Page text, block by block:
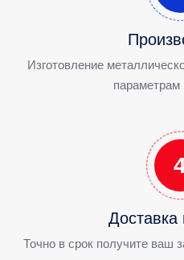
Изготовление
параметрам
Точно в срок получите ваш